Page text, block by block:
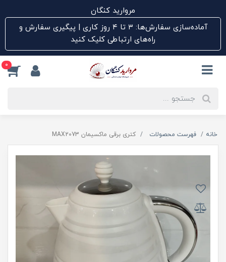
مروارید کنگان
آماده‌سازی سفارش‌ها: ۳ تا ۴ روز کاری | پیگیری سفارش و
راه‌های ارتباطی کلیک کنید
0
خانه فهرست محصولات کتری برقی ماکسیمان MAX2073